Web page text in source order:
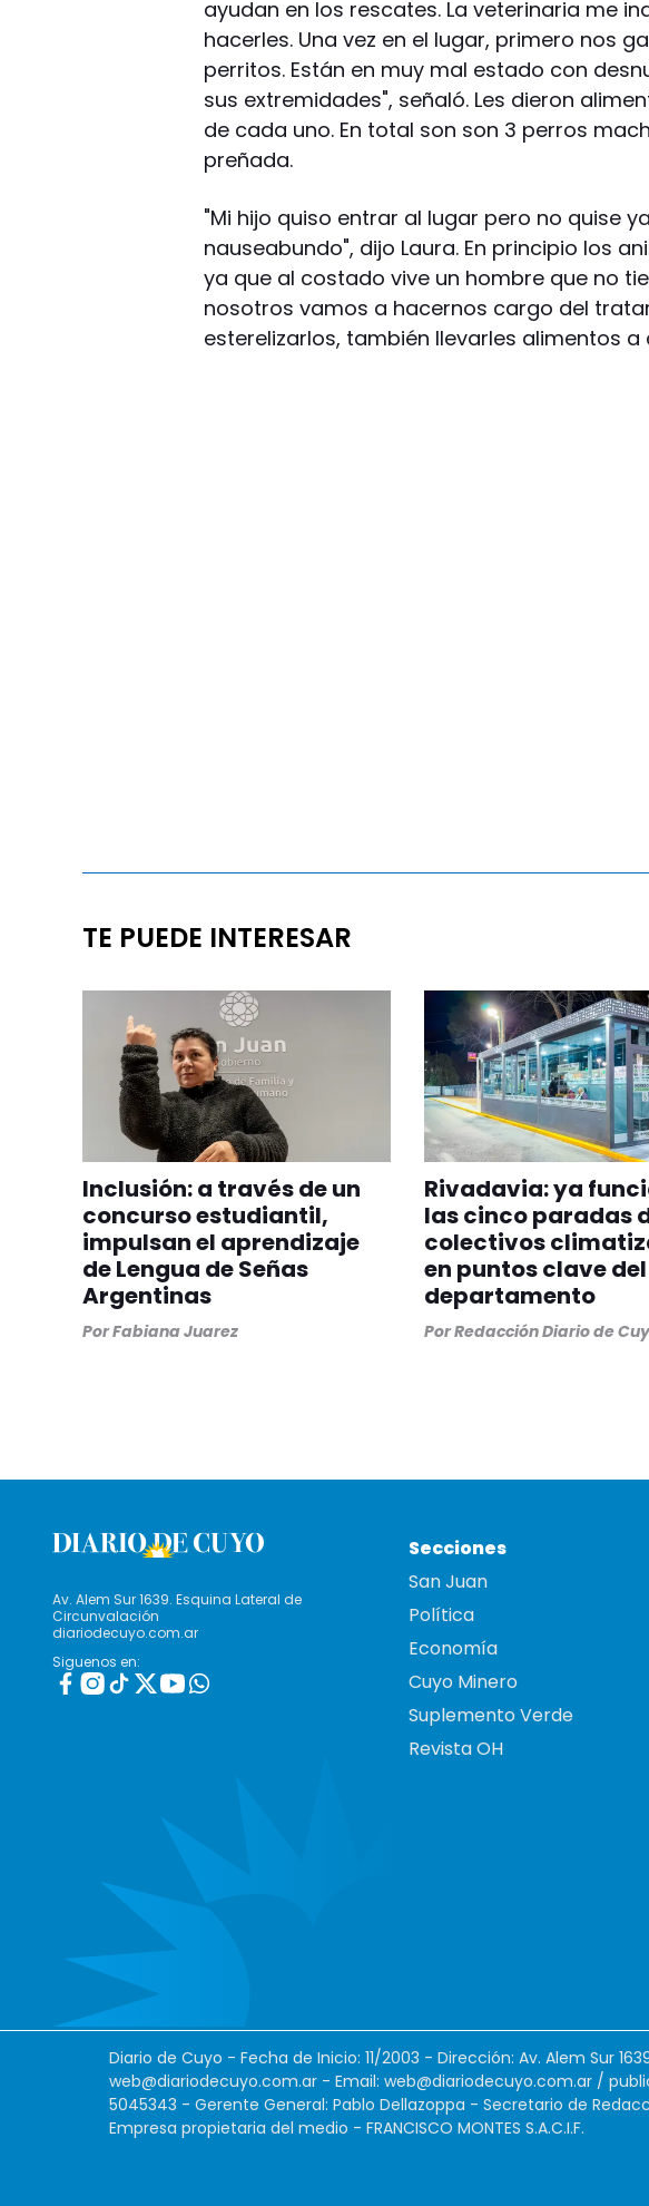
ayudan en los rescates. La veterinaria me
hacerles. Una vez en el lugar, primero nos
perritos. Están en muy mal estado con
sus extremidades", señaló. Les dieron
de cada uno. En total son son 3 perros
preñada.
"Mi hijo quiso entrar al lugar pero no quise
nauseabundo", dijo Laura. En principio los
ya que al costado vive un hombre que no
nosotros vamos a hacernos cargo del
esterelizarlos, también llevarles alimentos a
TE PUEDE INTERESAR
Inclusión: a través de un
concurso estudiantil,
impulsan el aprendizaje
de Lengua de Señas
Argentinas
PorFabiana Juarez
Rivadavia: ya
las cinco paradas
colectivos
en puntos clave del
departamento
PorRedacción Diario de
Av. Alem Sur 1639. Esquina Lateral de
Circunvalación
diariodecuyo.com.ar
Siguenos en:
Secciones
San Juan
Política
Economía
Cuyo Minero
Suplemento Verde
Revista OH
Diario de Cuyo - Fecha de Inicio: 11/2003 - Dirección: Av. Alem Sur
web@diariodecuyo.com.ar - Email: web@diariodecuyo.com.ar /
5045343 - Gerente General: Pablo Dellazoppa - Secretario de
Empresa propietaria del medio - FRANCISCO MONTES S.A.C.I.F.